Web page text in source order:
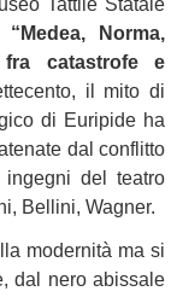
Tattile Statale
“Medea, Norma,
catastrofe e
il mito di
di Euripide ha
dal conflitto
del teatro
Bellini, Wagner.
modernità ma si
dal nero abissale